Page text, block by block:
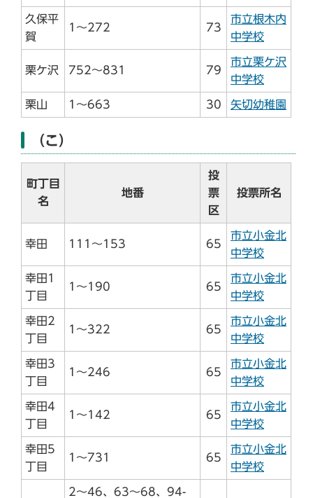
久保平
賀
1～272 73
市立根木内
中学校
栗ケ沢 752～831 79
市立栗ケ沢
中学校
栗山 1～663 30 矢切幼稚園
（こ）
町丁目
名
地番
投
票
区
投票所名
幸田 111～153 65
市立小金北
中学校
幸田1
丁目
1～190 65
市立小金北
中学校
幸田2
丁目
1～322 65
市立小金北
中学校
幸田3
丁目
1～246 65
市立小金北
中学校
幸田4
丁目
1～142 65
市立小金北
中学校
幸田5
丁目
1～731 65
市立小金北
中学校
2～46、63～68、94-